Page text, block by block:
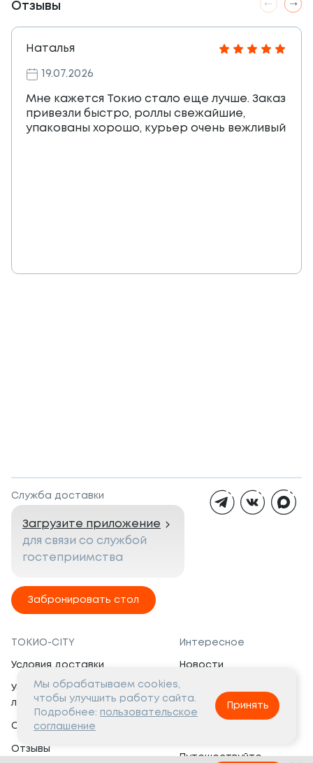
Отзывы
Наталья
19.07.2026
Мне кажется Токио стало еще лучше. Заказ
привезли быстро, роллы свежайшие,
упакованы хорошо, курьер очень вежливый
Служба доставки
Загрузите приложение
для связи со службой
гостеприимства
Забронировать стол
ТОКИО-CITY
Условия доставки
Условия программы
лояльности
Сертификаты
Отзывы
Интересное
Новости
Вакансии
Социальная жизнь
Путешествуйте
Мы обрабатываем cookies,
чтобы улучшить работу сайта.
Подробнее: пользовательское
соглашение
Принять